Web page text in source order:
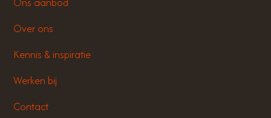
Over ons
Kennis & inspiratie
Werken bij
Contact